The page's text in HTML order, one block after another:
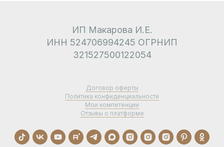
ИП Макарова И.Е.
ИНН 524706994245 ОГРНИП
321527500122054
Договор оферты
Политика конфиденциальности
Мои компетенции
Отзывы о платформе